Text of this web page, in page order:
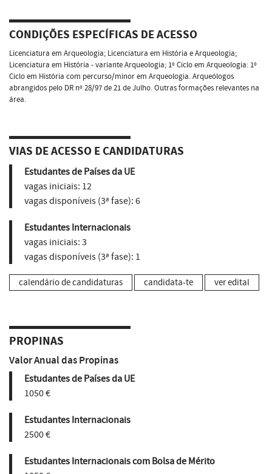
CONDIÇÕES ESPECÍFICAS DE ACESSO
Licenciatura em Arqueologia; Licenciatura em História e Arqueologia;
Licenciatura em História - variante Arqueologia; 1º Ciclo em Arqueologia: 1º
Ciclo em História com percurso/minor em Arqueologia. Arqueólogos
abrangidos pelo DR nº 28/97 de 21 de Julho. Outras formações relevantes na
área.
VIAS DE ACESSO E CANDIDATURAS
Estudantes de Países da UE
vagas iniciais: 12
vagas disponíveis (3ª fase): 6
Estudantes Internacionais
vagas iniciais: 3
vagas disponíveis (3ª fase): 1
calendário de candidaturas candidata-te ver edital
PROPINAS
Valor Anual das Propinas
Estudantes de Países da UE
1050 €
Estudantes Internacionais
2500 €
Estudantes Internacionais com Bolsa de Mérito